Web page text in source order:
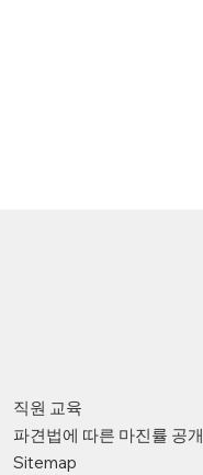
직원 교육
파견법에 따른 마진률 공개
Sitemap